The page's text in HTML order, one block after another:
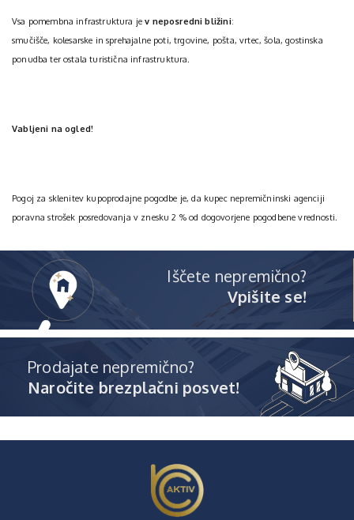
Vsa pomembna infrastruktura jev neposredni bližini:
smučišče, kolesarske in sprehajalne poti, trgovine, pošta, vrtec, šola, gostinska
ponudba ter ostala turistična infrastruktura.
Vabljeni na ogled!
Pogoj za sklenitev kupoprodajne pogodbe je, da kupec nepremičninski agenciji
poravna strošek posredovanja v znesku 2 % od dogovorjene pogodbene vrednosti.
Iščete nepremično?
Vpišite se!
Prodajate nepremično?
Naročite brezplačni posvet!